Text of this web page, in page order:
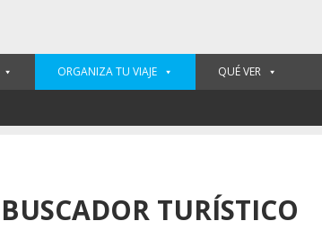
ORGANIZA TU VIAJE QUÉ VER
BUSCADOR TURÍSTICO